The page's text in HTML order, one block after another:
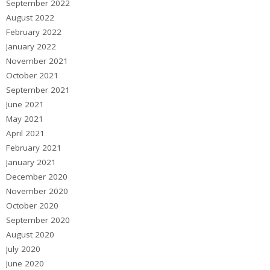
September 2022
August 2022
February 2022
January 2022
November 2021
October 2021
September 2021
June 2021
May 2021
April 2021
February 2021
January 2021
December 2020
November 2020
October 2020
September 2020
August 2020
July 2020
June 2020